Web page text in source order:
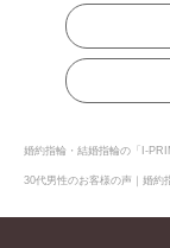
婚約指輪・結婚指輪の「I-
30代男性のお客様の声｜婚